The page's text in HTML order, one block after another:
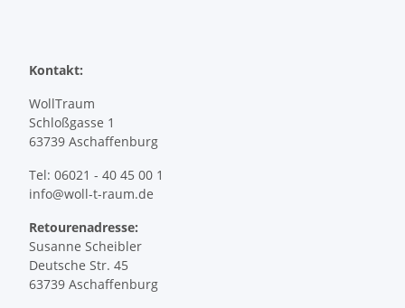
Kontakt:
WollTraum
Schloßgasse 1
63739 Aschaffenburg
Tel: 06021 - 40 45 00 1
info@woll-t-raum.de
Retourenadresse:
Susanne Scheibler
Deutsche Str. 45
63739 Aschaffenburg